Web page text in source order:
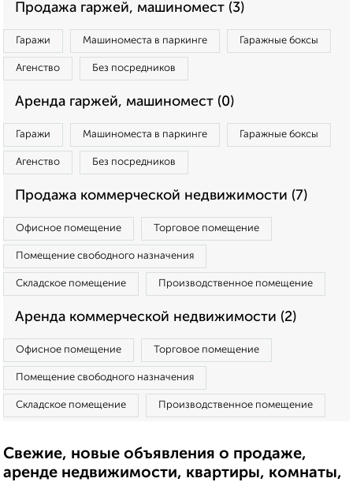
Продажа гаржей, машиномест (3)
Гаражи Машиноместа в паркинге Гаражные боксы
Агенство Без посредников
Аренда гаржей, машиномест (0)
Гаражи Машиноместа в паркинге Гаражные боксы
Агенство Без посредников
Продажа коммерческой недвижимости (7)
Офисное помещение Торговое помещение
Помещение свободного назначения
Складское помещение Производственное помещение
Аренда коммерческой недвижимости (2)
Офисное помещение Торговое помещение
Помещение свободного назначения
Складское помещение Производственное помещение
Свежие, новые объявления о продаже,
аренде недвижимости, квартиры, комнаты,